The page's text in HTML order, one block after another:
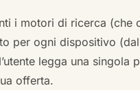
i motori di ricerca (che
per ogni dispositivo
legga una
offerta.